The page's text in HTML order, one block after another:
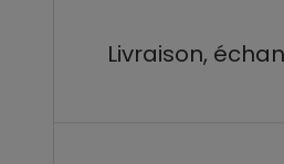
Livraison,